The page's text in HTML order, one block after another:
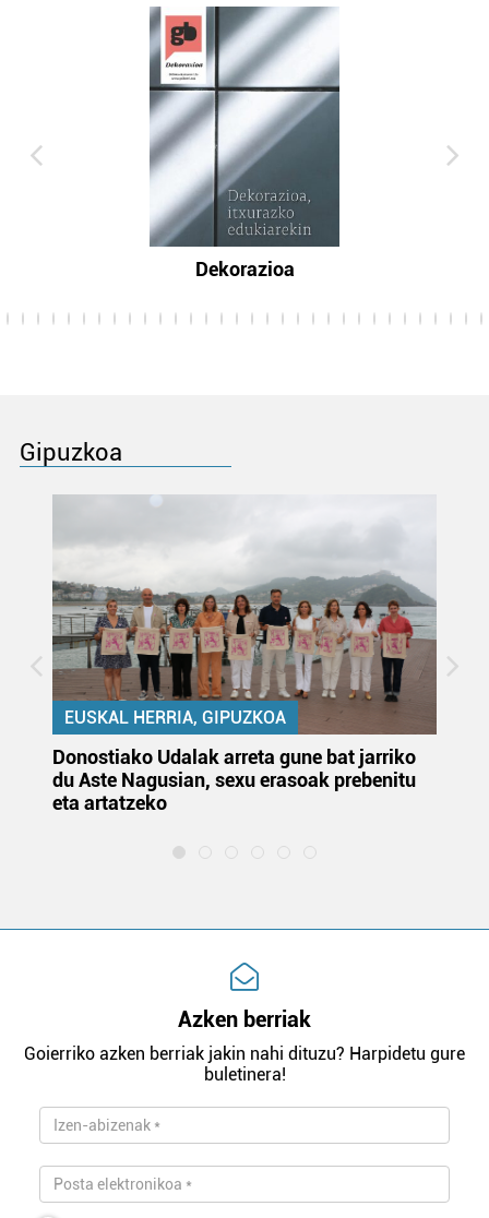
Dekorazioa
Gipuzkoa
EUSKAL HERRIA, GIPUZKOA
Donostiako Udalak arreta gune bat jarriko
du Aste Nagusian, sexu erasoak prebenitu
eta artatzeko
Azken berriak
Goierriko azken berriak jakin nahi dituzu? Harpidetu gure
buletinera!